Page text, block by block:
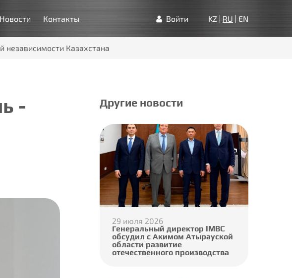
Новости Контакты Войти KZ RU EN
Казахстана
-
Другие новости
29 июля 2026
Генеральный директор IMBC
обсудил с Акимом Атырауской
области развитие
отечественного производства